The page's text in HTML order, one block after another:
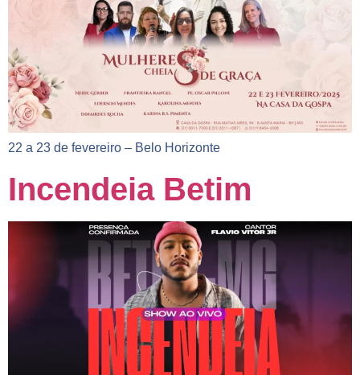
22 a 23 de fevereiro – Belo Horizonte
Incendeia Betim